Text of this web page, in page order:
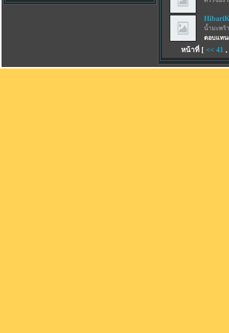
น้ำมะพร้
ตอบแทน
หน้าที่ [ << 41 ,